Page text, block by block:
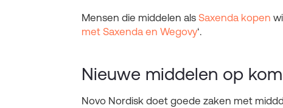
Mensen die middelen alsSaxenda kopen
met Saxenda en Wegovy‘.
Nieuwe middelen op
Novo Nordisk doet goede zaken met